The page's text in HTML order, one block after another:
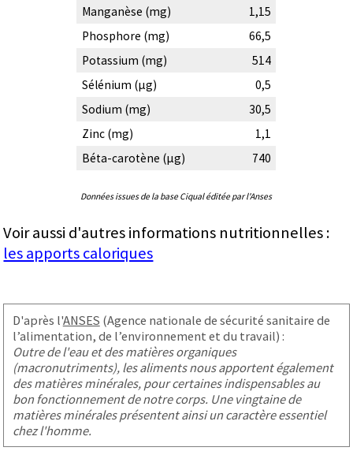
Manganèse (mg)
1,15
Phosphore (mg)
66,5
Potassium (mg)
514
Sélénium (µg)
0,5
Sodium (mg)
30,5
Zinc (mg)
1,1
Béta-carotène (µg)
740
Données issues de la base Ciqual éditée par l'Anses
Voir aussi d'autres informations nutritionnelles :
les apports caloriques
D'après l'ANSES (Agence nationale de sécurité sanitaire de
l’alimentation, de l’environnement et du travail) :
Outre de l'eau et des matières organiques
(macronutriments), les aliments nous apportent également
des matières minérales, pour certaines indispensables au
bon fonctionnement de notre corps. Une vingtaine de
matières minérales présentent ainsi un caractère essentiel
chez l'homme.